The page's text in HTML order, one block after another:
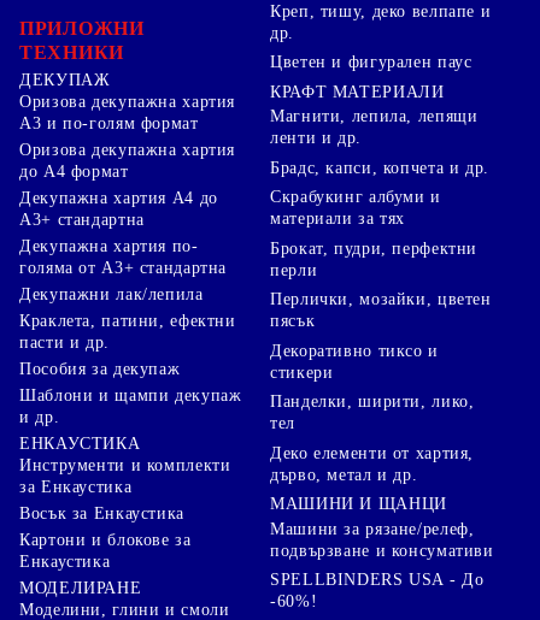
ПРИЛОЖНИ
ТЕХНИКИ
ДЕКУПАЖ
Оризова декупажна хартия
А3 и по-голям формат
Оризова декупажна хартия
до А4 формат
Декупажна хартия А4 до
А3+ стандартна
Декупажна хартия по-
голяма от А3+ стандартна
Декупажни лак/лепила
Краклета, патини, ефектни
пасти и др.
Пособия за декупаж
Шаблони и щампи декупаж
и др.
ЕНКАУСТИКА
Инструменти и комплекти
за Енкаустика
Восък за Енкаустика
Картони и блокове за
Енкаустика
МОДЕЛИРАНЕ
Моделини, глини и смоли
Креп, тишу, деко велпапе и
др.
Цветен и фигурален паус
КРАФТ МАТЕРИАЛИ
Магнити, лепила, лепящи
ленти и др.
Брадс, капси, копчета и др.
Скрабукинг албуми и
материали за тях
Брокат, пудри, перфектни
перли
Перлички, мозайки, цветен
пясък
Декоративно тиксо и
стикери
Панделки, ширити, лико,
тел
Деко елементи от хартия,
дърво, метал и др.
МАШИНИ И ЩАНЦИ
Машини за рязане/релеф,
подвързване и консумативи
SPELLBINDERS USA - До
-60%!